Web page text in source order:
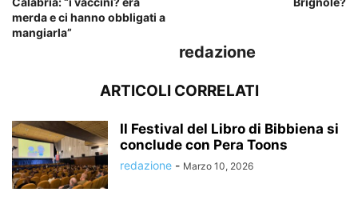
merda e ci hanno obbligati a
mangiarla”
redazione
ARTICOLI CORRELATI
Il Festival del Libro di Bibbiena si
conclude con Pera Toons
redazione - Marzo 10, 2026